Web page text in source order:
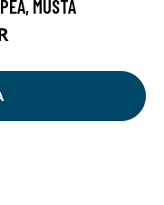
MUSTA